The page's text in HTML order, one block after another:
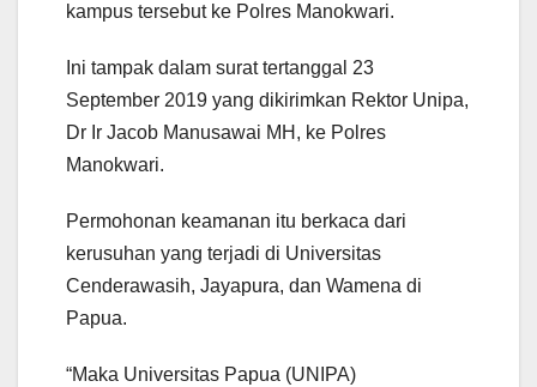
kampus tersebut ke Polres Manokwari.
Ini tampak dalam surat tertanggal 23
September 2019 yang dikirimkan Rektor Unipa,
Dr Ir Jacob Manusawai MH, ke Polres
Manokwari.
Permohonan keamanan itu berkaca dari
kerusuhan yang terjadi di Universitas
Cenderawasih, Jayapura, dan Wamena di
Papua.
“Maka Universitas Papua (UNIPA)